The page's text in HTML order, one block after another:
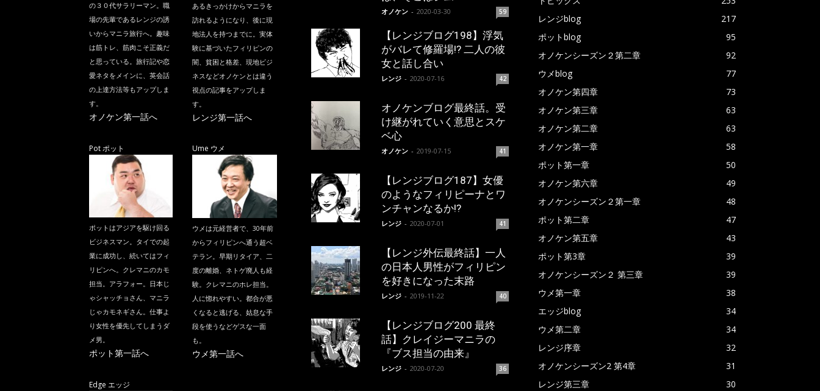
の３０代サラリーマン。職
場の先輩であるレンジの誘
いからマニラ旅行へ。趣味
は筋トレ、筋肉こそ正義だ
と思っている。旅行記や恋
愛ネタをメインに、英会話
の上達方法等もアップしま
す。
オノケン第一話へ
あるきっかけからマニラを
訪れるようになり、後に現
地法人を持つまでに。実体
験に基づいたフィリピンの
闇、貧困と格差、現地ビジ
ネスなどオノケンとは違う
視点の記事をアップしま
す。
レンジ第一話へ
Pot ポット
ポットはアジアを駆け回る
ビジネスマン。タイでの起
業に成功し、続いてはフィ
リピンへ。クレマニのカモ
担当。アラフォー。日本じ
ゃシャッチョさん、マニラ
じゃカモネギさん。仕事よ
り女性を優先してしまうダ
メ男。
ポット第一話へ
Ume ウメ
ウメは元経営者で、30年前
からフィリピンへ通う超ベ
テラン。早期リタイア、二
度の離婚、ネトゲ廃人も経
験。クレマニのホレ担当。
人に惚れやすい。都合が悪
くなると逃げる、姑息な手
段を使うなどゲスな一面
も。
ウメ第一話へ
Edge エッジ
オノケン - 2020-03-30 59
【レンジブログ198】浮気
がバレて修羅場!? 二人の彼
女と話し合い
レンジ - 2020-07-16 42
オノケンブログ最終話。受
け継がれていく意思とスケ
ベ心
オノケン - 2019-07-15 41
【レンジブログ187】女優
のようなフィリピーナとワ
ンチャンなるか!?
レンジ - 2020-07-01 41
【レンジ外伝最終話】一人
の日本人男性がフィリピン
を好きになった末路
レンジ - 2019-11-22 40
【レンジブログ200 最終
話】クレイジーマニラの
『ブス担当の由来』
レンジ - 2020-07-20 36
レンジblog
217
ポットblog
95
オノケンシーズン２第二章
92
ウメblog
77
オノケン第四章
73
オノケン第三章
63
オノケン第二章
63
オノケン第一章
58
ポット第一章
50
オノケン第六章
49
オノケンシーズン２第一章
48
ポット第二章
47
オノケン第五章
43
ポット第3章
39
オノケンシーズン２ 第三章
39
ウメ第一章
38
エッジblog
34
ウメ第二章
34
レンジ序章
32
オノケンシーズン2 第4章
31
レンジ第三章
30